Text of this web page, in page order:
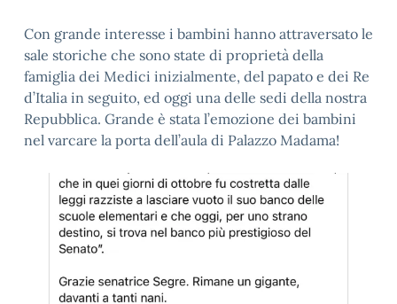
Con grande interesse i bambini hanno attraversato le
sale storiche che sono state di proprietà della
famiglia dei Medici inizialmente, del papato e dei Re
d’Italia in seguito, ed oggi una delle sedi della nostra
Repubblica. Grande è stata l’emozione dei bambini
nel varcare la porta dell’aula di Palazzo Madama!